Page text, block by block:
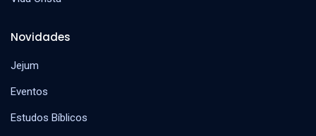
Novidades
Jejum
Eventos
Estudos Bíblicos